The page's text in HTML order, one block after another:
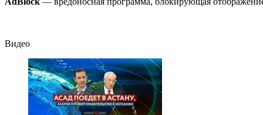
Видео